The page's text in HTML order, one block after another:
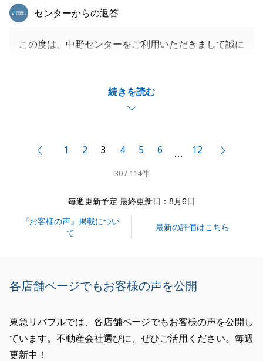
続きを読む
東急リバブル
センターからの返答
この度は、中野センターをご利用いただきまして誠に
伝いでき、またお役にたてたこと大変光栄でございま
販売活動中、H様にはいつも快く、何度もお打ち合わ
お褒めのお言葉をいただき、大変嬉しく感じておりま
いただいたお言葉を励みに、日々精進してまいります
ので、今後ともよろしくお願い申し上げます。
前へ1 2 3 4 5 6 … 12
30 / 114件
毎週更新予定 最終更新日：8月6日
『お客様の声』掲載につい
て
最新の評価はこちら
各店舗ページでもお客様の声を公開
東急リバブルでは、各店舗ページでもお客様の声を公開し
ています。不動産会社選びに、ぜひご活用ください。毎週
更新中！